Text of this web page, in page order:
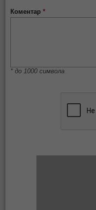
Коментар*
* до 1000 символа